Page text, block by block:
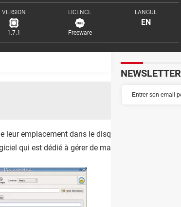
VERSION
1.7.1
LICENCE
Freeware
LANGUE
EN
emplacement dans le disque dur. Pour
qui est dédié à gérer de manière efficace et
NEWSLETTER